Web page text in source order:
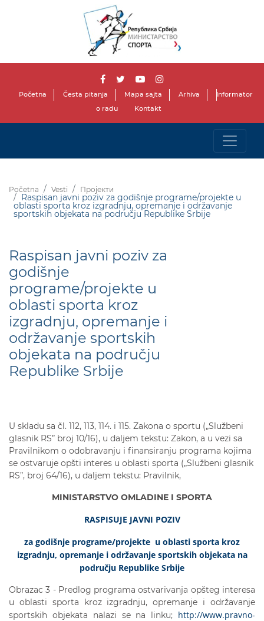
Početna Česta pitanja Mapa sajta Arhiva
Informator
o radu
Kontakt
Početna Vesti Пројекти
Raspisan javni poziv za godišnje programe/projekte u
oblasti sporta kroz izgradnju, opremanje i održavanje
sportskih objekata na području Republike Srbije
Raspisan javni poziv za
godišnje
programe/projekte u
oblasti sporta kroz
izgradnju, opremanje i
održavanje sportskih
objekata na području
Republike Srbije
U skladu sa čl. 112, 113, 114. i 115. Zakona o sportu („Službeni
glasnik RS” broj 10/16), u daljem tekstu: Zakon, a u vezi sa
Pravilnikom o odobravanju i finansiranju programa kojima
se ostvaruje opšti interes u oblasti sporta („Službeni glasnik
RS”, broj 64/16), u daljem tekstu: Pravilnik,
MINISTARSTVO OMLADINE I SPORTA
RASPISUJE JAVNI POZIV
za godišnje programe/projekte u oblasti sporta kroz
izgradnju, opremanje i održavanje sportskih objekata na
području Republike Srbije
Obrazac 3 - Predlog programa ostvarivanja opšteg interesa
u oblasti sporta kroz izgradnju, opremanje i održavanje
sportskih objekata nalazi se na linku; http://www.pravno-